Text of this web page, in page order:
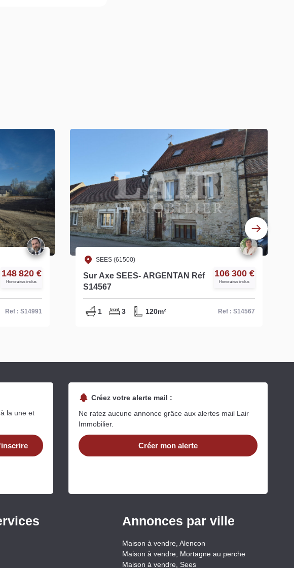
148 820 €
Honoraires inclus
Ref : S14991
SEES (61500)
Sur Axe SEES- ARGENTAN Réf
S14567
106 300 €
Honoraires inclus
1 3 120m² Ref : S14567
la une et
Créez votre alerte mail :
Ne ratez aucune annonce grâce aux alertes mail Lair
Immobilier.
Créer mon alerte
Annonces par ville
Maison à vendre, Alencon
Maison à vendre, Mortagne au perche
Maison à vendre, Sees